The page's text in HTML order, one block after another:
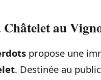
au
propose une
. Destinée au